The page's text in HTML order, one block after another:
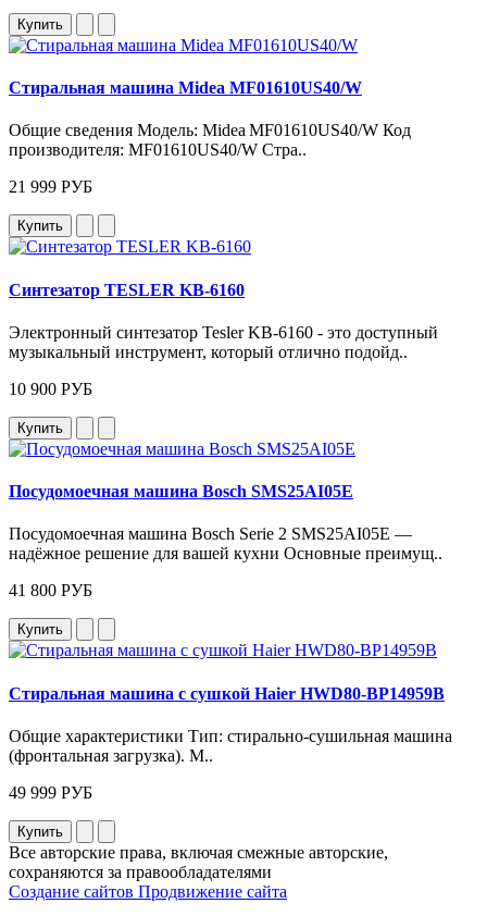
Купить
Стиральная машина Midea MF01610US40/W
Общие сведения Модель: Midea MF01610US40/W Код
производителя: MF01610US40/W Стра..
21 999 РУБ
Купить
Синтезатор TESLER KB-6160
Электронный синтезатор Tesler KB-6160 - это доступный
музыкальный инструмент, который отлично подойд..
10 900 РУБ
Купить
Посудомоечная машина Bosch SMS25AI05E
Посудомоечная машина Bosch Serie 2 SMS25AI05E —
надёжное решение для вашей кухни Основные преимущ..
41 800 РУБ
Купить
Стиральная машина с сушкой Haier HWD80-BP14959B
Общие характеристики Тип: стирально‑сушильная машина
(фронтальная загрузка). М..
49 999 РУБ
Купить
Все авторские права, включая смежные авторские,
сохраняются за правообладателями
Создание сайтов Продвижение сайта